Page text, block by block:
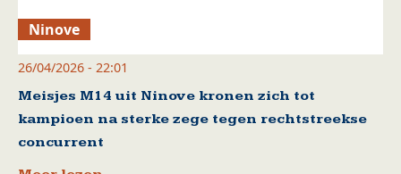
Ninove
26/04/2026 - 22:01
Meisjes M14 uit Ninove kronen zich tot
kampioen na sterke zege tegen rechtstreekse
concurrent